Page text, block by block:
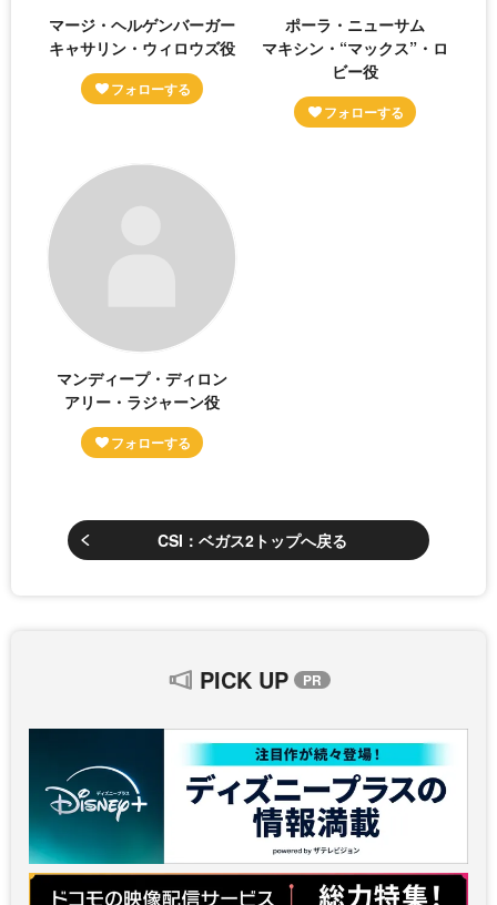
マージ・ヘルゲンバーガー
キャサリン・ウィロウズ役
ポーラ・ニューサム
マキシン・“マックス”・ロ
ビー役
マンディープ・ディロン
アリー・ラジャーン役
CSI：ベガス2トップへ戻る
PICK UP